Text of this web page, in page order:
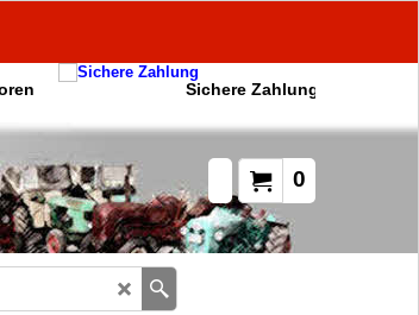
Sichere Zahlung
0